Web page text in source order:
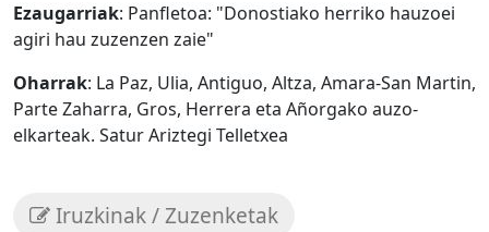
Ezaugarriak: Panfletoa: "Donostiako herriko hauzoei
agiri hau zuzenzen zaie"
Oharrak: La Paz, Ulia, Antiguo, Altza, Amara-San Martin,
Parte Zaharra, Gros, Herrera eta Añorgako auzo-
elkarteak. Satur Ariztegi Telletxea
Iruzkinak / Zuzenketak